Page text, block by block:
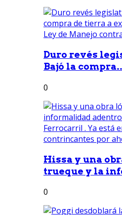
Duro revés
Bajó la
0
Hissa y una
trueque y la
0